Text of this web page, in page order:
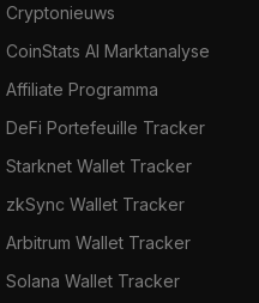
Cryptonieuws
CoinStats AI Marktanalyse
Affiliate Programma
DeFi Portefeuille Tracker
Starknet Wallet Tracker
zkSync Wallet Tracker
Arbitrum Wallet Tracker
Solana Wallet Tracker